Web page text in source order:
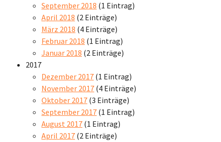
September 2018 (1 Eintrag)
April 2018 (2 Einträge)
März 2018 (4 Einträge)
Februar 2018 (1 Eintrag)
Januar 2018 (2 Einträge)
2017
Dezember 2017 (1 Eintrag)
November 2017 (4 Einträge)
Oktober 2017 (3 Einträge)
September 2017 (1 Eintrag)
August 2017 (1 Eintrag)
April 2017 (2 Einträge)